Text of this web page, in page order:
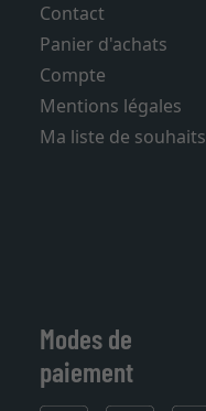
Contact
Panier d'achats
Compte
Mentions légales
Ma liste de souhaits
Modes de
paiement